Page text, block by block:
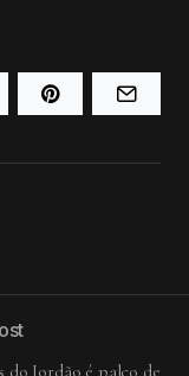
do Jordão é palco de